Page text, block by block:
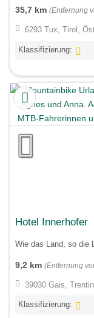
35,7 km (Entfernung
6293 Tux, Tirol,
Klassifizierung:
Hotel Innerhofer
Wie das Land, so die
9,2 km (Entfernung
39030 Gais,
Klassifizierung: